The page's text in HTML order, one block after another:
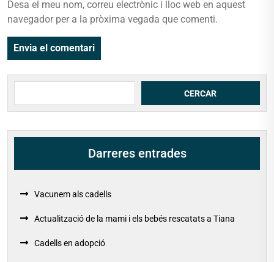
Desa el meu nom, correu electrònic i lloc web en aquest
navegador per a la pròxima vegada que comenti.
Cerca CERCAR
Darreres entrades
Vacunem als cadells
Actualització de la mami i els bebés rescatats a Tiana
Cadells en adopció